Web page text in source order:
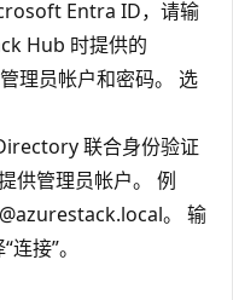
Entra ID，请输
Hub 时提供的
理员帐户和密码。 选
联合身份验证
供管理员帐户。 例
。 输
连接”。